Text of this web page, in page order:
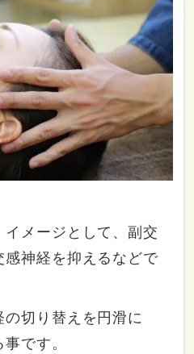
メージとして、副交
神経を抑えるなどで
切り替えを円滑に
です。